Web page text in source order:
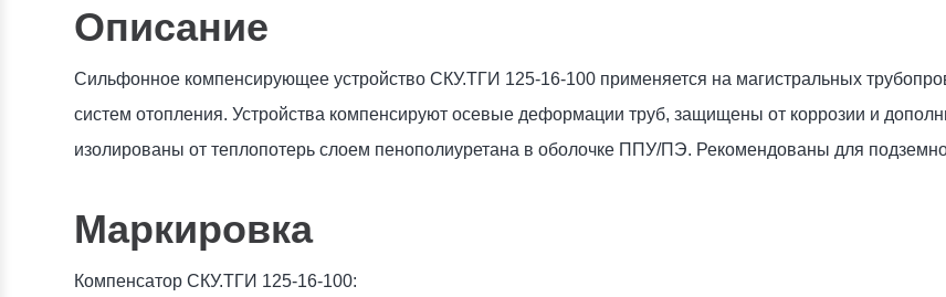
Описание
Сильфонное компенсирующее устройство СКУ.ТГИ 125-16-100 применяется на магистральных
систем отопления. Устройства компенсируют осевые деформации труб, защищены от коррозии и
изолированы от теплопотерь слоем пенополиуретана в оболочке ППУ/ПЭ. Рекомендованы для
Маркировка
Компенсатор СКУ.ТГИ 125-16-100: